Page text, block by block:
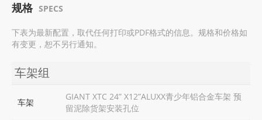
规格 SPECS
下表为最新配置，取代任何打印或PDF格式的信息。规格和价格如
有变更，恕不另行通知。
车架组
车架
GIANT XTC 24” X12”ALUXX青少年铝合金车架 预
留泥除货架安装孔位